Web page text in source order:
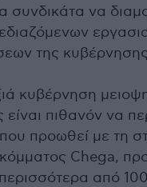
συνδικάτα να
της
κυβέρνηση
είναι πιθανόν να
προωθεί με τη
Chega,
από